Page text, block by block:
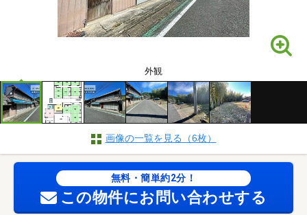
外観
画像の一覧を見る（6枚）
無料・簡単約2分！
この物件にお問い合わせする